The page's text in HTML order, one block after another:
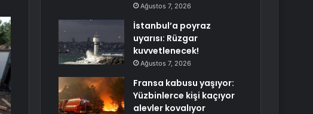
Ağustos 7, 2026
İstanbul’a poyraz
uyarısı: Rüzgar
kuvvetlenecek!
Ağustos 7, 2026
Fransa kabusu yaşıyor:
Yüzbinlerce kişi kaçıyor
alevler kovalıyor